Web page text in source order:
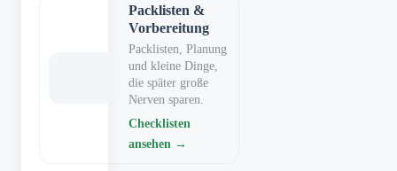
Packlisten &
Vorbereitung
Packlisten, Planung
und kleine Dinge,
die später große
Nerven sparen.
Checklisten
ansehen →